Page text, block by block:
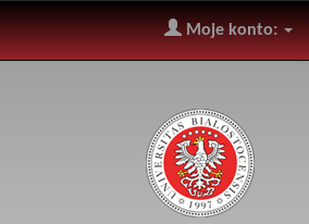
Moje konto: